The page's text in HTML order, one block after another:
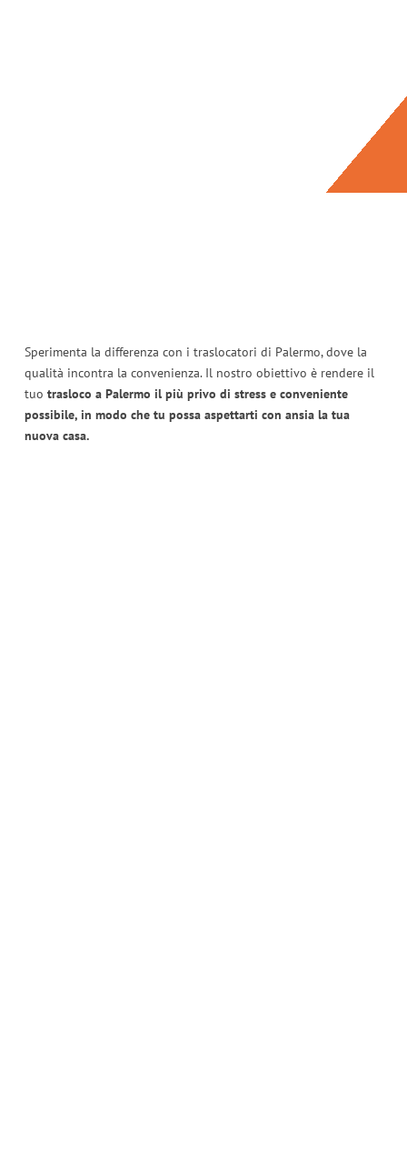
Sperimenta la differenza con i traslocatori di Palermo, dove la
qualità incontra la convenienza. Il nostro obiettivo è rendere il
tuo trasloco a Palermo il più privo di stress e conveniente
possibile, in modo che tu possa aspettarti con ansia la tua
nuova casa.